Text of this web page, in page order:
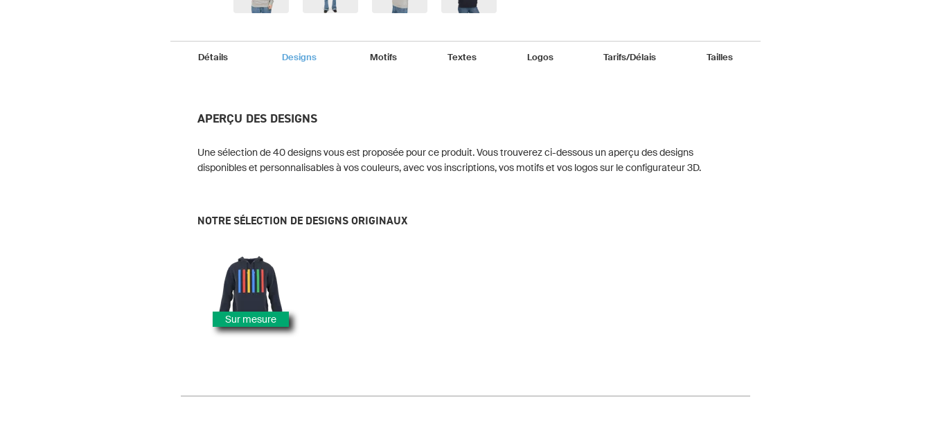
Détails Designs Motifs Textes Logos Tarifs/Délais Tailles
APERÇU DES DESIGNS
Une sélection de 40 designs vous est proposée pour ce produit. Vous trouverez ci-dessous un aperçu des designs
disponibles et personnalisables à vos couleurs, avec vos inscriptions, vos motifs et vos logos sur le configurateur 3D.
NOTRE SÉLECTION DE DESIGNS ORIGINAUX
Sur mesure